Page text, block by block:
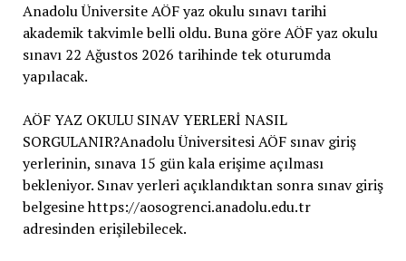
Anadolu Üniversite AÖF yaz okulu sınavı tarihi
akademik takvimle belli oldu. Buna göre AÖF yaz okulu
sınavı 22 Ağustos 2026 tarihinde tek oturumda
yapılacak.
AÖF YAZ OKULU SINAV YERLERİ NASIL
SORGULANIR?Anadolu Üniversitesi AÖF sınav giriş
yerlerinin, sınava 15 gün kala erişime açılması
bekleniyor. Sınav yerleri açıklandıktan sonra sınav giriş
belgesine https://aosogrenci.anadolu.edu.tr
adresinden erişilebilecek.